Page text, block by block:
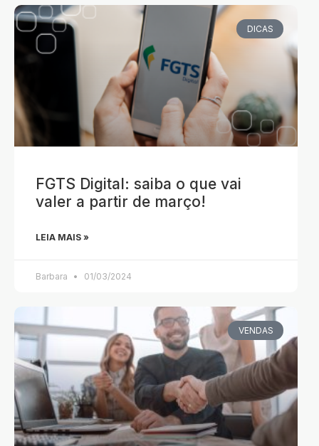
DICAS
FGTS Digital: saiba o que vai
valer a partir de março!
LEIA MAIS »
Barbara 01/03/2024
VENDAS